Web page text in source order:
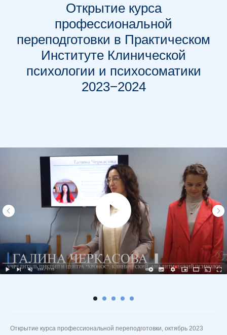
Открытие курса
профессиональной
переподготовки в Практическом
Институте Клинической
психологии и психосоматики
2023−2024
Открытие курса профессиональной переподготовки, октябрь 2023